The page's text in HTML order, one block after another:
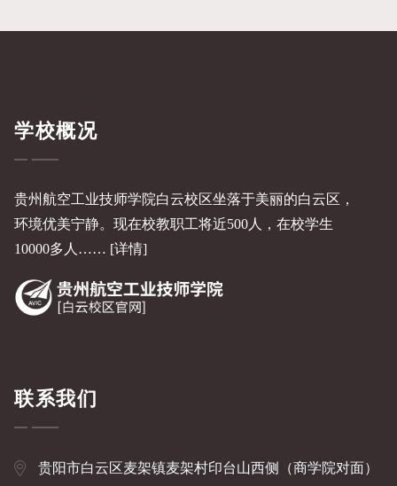
学校概况
贵州航空工业技师学院白云校区坐落于美丽的白云区，
环境优美宁静。现在校教职工将近500人，在校学生
10000多人…… [详情]
联系我们
贵阳市白云区麦架镇麦架村印台山西侧（商学院对面）